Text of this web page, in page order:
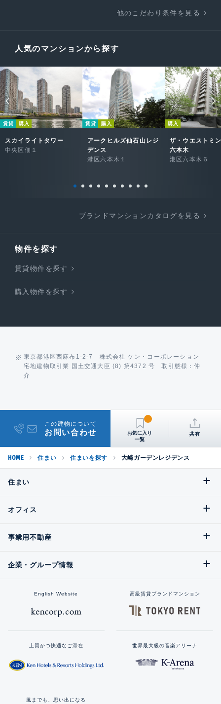
他のこだわり条件を見る
人気のマンションから探す
賃貸 購入
スカイライトタワー
中央区佃１
賃貸 購入
アークヒルズ仙石山レジ
デンス
港区六本木１
購入
ザ・ウエストミ
六本木
港区六本木６
ブランドマンションカタログを見る
物件を探す
賃貸物件を探す
購入物件を探す
東京都港区西麻布1-2-7 株式会社 ケン・コーポレーション
宅地建物取引業 国土交通大臣 (8) 第4372 号 取引態様：仲
介
この建物について
お問い合わせ 共有
HOME 住まい 住まいを探す 大崎ガーデンレジデンス
住まい
オフィス
事業用不動産
企業・グループ情報
English Website 高級賃貸ブランドマンション
上質かつ快適なご滞在 世界最大級の音楽アリーナ
風までも、思い出になる